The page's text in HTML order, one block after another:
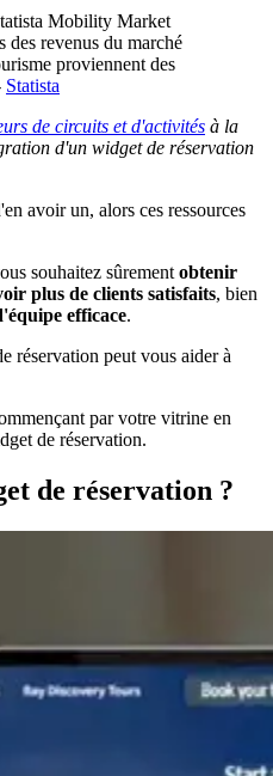
Mobility Market
des revenus du marché
proviennent des
Statista
de circuits et d'activités à la
d'un widget de réservation
avoir un, alors ces ressources
souhaitez sûrement obtenir
plus de clients satisfaits, bien
efficace.
réservation peut vous aider à
par votre vitrine en
de réservation.
de réservation ?